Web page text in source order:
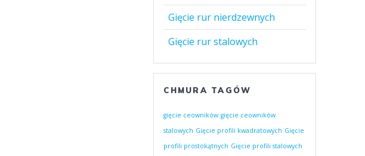
Gięcie rur nierdzewnych
Gięcie rur stalowych
CHMURA TAGÓW
gięcie ceowników gięcie ceowników
stalowych Gięcie profili kwadratowych Gięcie
profili prostokątnych Gięcie profili stalowych